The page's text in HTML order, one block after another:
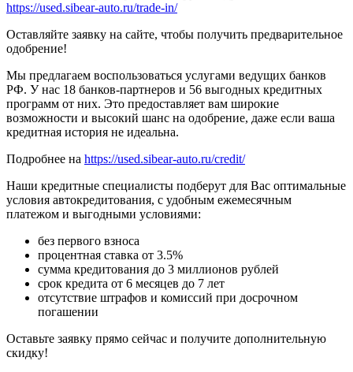
https://used.sibear-auto.ru/trade-in/
Оставляйте заявку на сайте, чтобы получить предварительное
одобрение!
Мы предлагаем воспользоваться услугами ведущих банков
РФ. У нас 18 банков-партнеров и 56 выгодных кредитных
программ от них. Это предоставляет вам широкие
возможности и высокий шанс на одобрение, даже если ваша
кредитная история не идеальна.
Подробнее на https://used.sibear-auto.ru/credit/
Наши кредитные специалисты подберут для Вас оптимальные
условия автокредитования, с удобным ежемесячным
платежом и выгодными условиями:
без первого взноса
процентная ставка от 3.5%
сумма кредитования до 3 миллионов рублей
срок кредита от 6 месяцев до 7 лет
отсутствие штрафов и комиссий при досрочном
погашении
Оставьте заявку прямо сейчас и получите дополнительную
скидку!